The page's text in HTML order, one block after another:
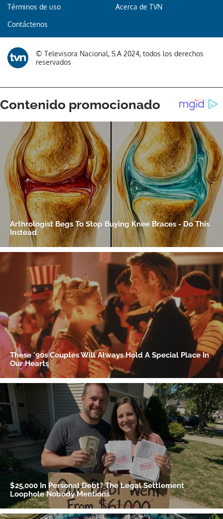
Términos de uso Acerca de TVN
Contáctenos
© Televisora Nacional, S.A 2024, todos los derechos
reservados